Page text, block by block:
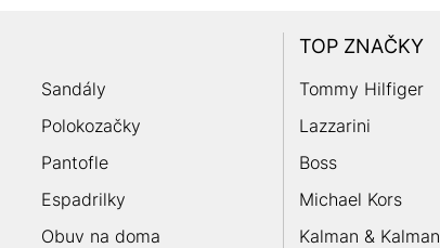
Sandály
Polokozačky
Pantofle
Espadrilky
Obuv na doma
TOP ZNAČKY
Tommy Hilfiger
Lazzarini
Boss
Michael Kors
Kalman & Kalman